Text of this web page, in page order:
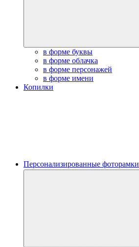
в форме буквы
в форме облачка
в форме персонажей
в форме имени
Копилки
Персонализированные фоторамки